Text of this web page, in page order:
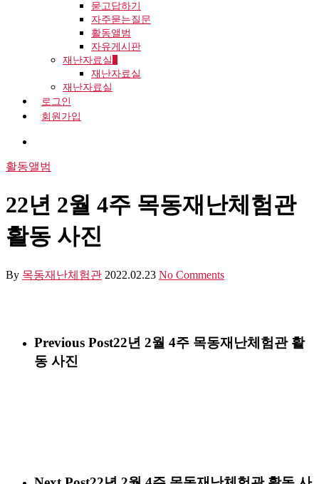
묻고답하기
자주묻는질문
활동앨범
자유게시판
재난자료실
재난자료실
재난자료실
로그인
회원가입
활동앨범
22년 2월 4주 목동재난체험관
활동 사진
By 목동재난체험관 2022.02.23 No Comments
Previous Post22년 2월 4주 목동재난체험관 활
동 사진